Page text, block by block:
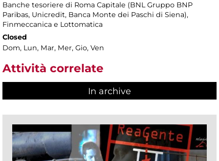
Banche tesoriere di Roma Capitale (BNL Gruppo BNP
Paribas, Unicredit, Banca Monte dei Paschi di Siena),
Finmeccanica e Lottomatica
Closed
Dom, Lun, Mar, Mer, Gio, Ven
Attività correlate
In archive